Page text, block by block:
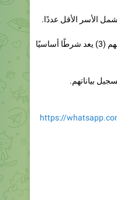
التسجيل عبر رابط عملية الفارس الشهم (3) يعد شرطًا أساسيًا
بياناتهم.